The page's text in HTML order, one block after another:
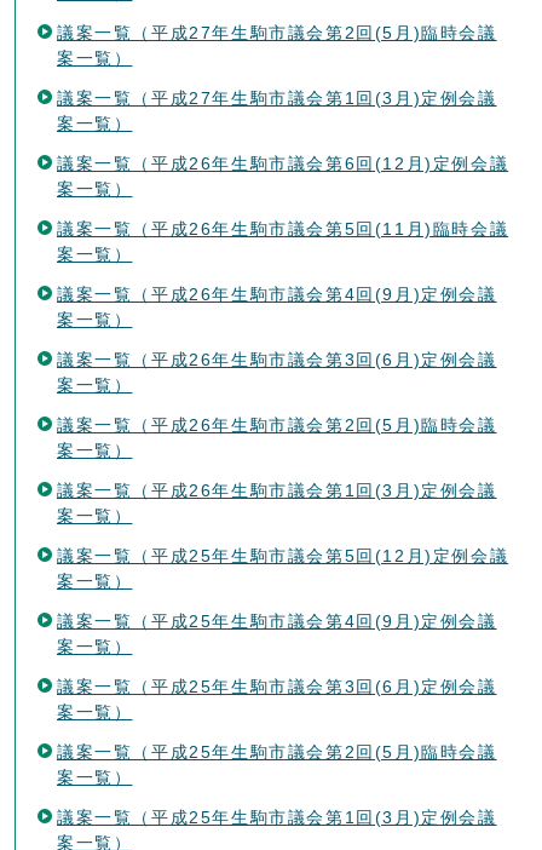
議案一覧（平成27年生駒市議会第2回(5月)臨時会議
案一覧）
議案一覧（平成27年生駒市議会第1回(3月)定例会議
案一覧）
議案一覧（平成26年生駒市議会第6回(12月)定例会議
案一覧）
議案一覧（平成26年生駒市議会第5回(11月)臨時会議
案一覧）
議案一覧（平成26年生駒市議会第4回(9月)定例会議
案一覧）
議案一覧（平成26年生駒市議会第3回(6月)定例会議
案一覧）
議案一覧（平成26年生駒市議会第2回(5月)臨時会議
案一覧）
議案一覧（平成26年生駒市議会第1回(3月)定例会議
案一覧）
議案一覧（平成25年生駒市議会第5回(12月)定例会議
案一覧）
議案一覧（平成25年生駒市議会第4回(9月)定例会議
案一覧）
議案一覧（平成25年生駒市議会第3回(6月)定例会議
案一覧）
議案一覧（平成25年生駒市議会第2回(5月)臨時会議
案一覧）
議案一覧（平成25年生駒市議会第1回(3月)定例会議
案一覧）